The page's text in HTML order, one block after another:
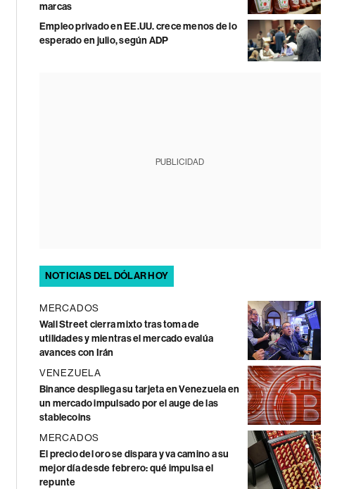
marcas
Empleo privado en EE.UU. crece menos de lo
esperado en julio, según ADP
PUBLICIDAD
NOTICIAS DEL DÓLAR HOY
MERCADOS
Wall Street cierra mixto tras toma de
utilidades y mientras el mercado evalúa
avances con Irán
VENEZUELA
Binance despliega su tarjeta en Venezuela en
un mercado impulsado por el auge de las
stablecoins
MERCADOS
El precio del oro se dispara y va camino a su
mejor día desde febrero: qué impulsa el
repunte